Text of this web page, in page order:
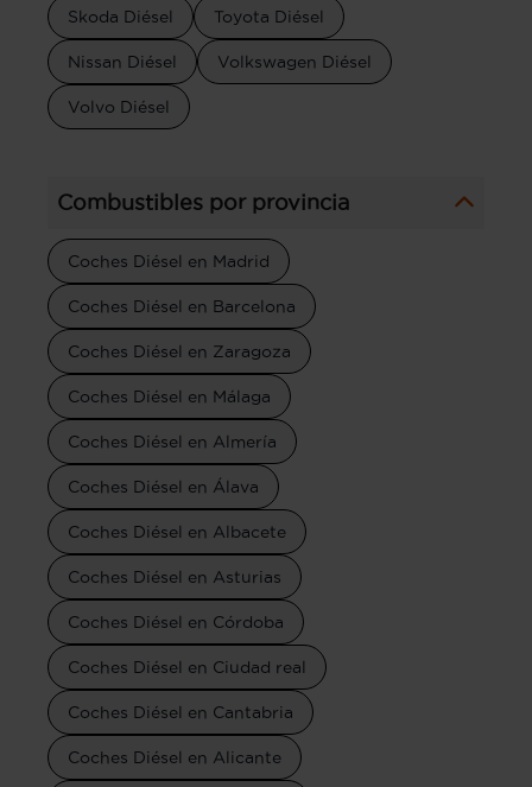
Skoda Diésel Toyota Diésel
Nissan Diésel Volkswagen Diésel
Volvo Diésel
Combustibles por provincia
Coches Diésel en Madrid
Coches Diésel en Barcelona
Coches Diésel en Zaragoza
Coches Diésel en Málaga
Coches Diésel en Almería
Coches Diésel en Álava
Coches Diésel en Albacete
Coches Diésel en Asturias
Coches Diésel en Córdoba
Coches Diésel en Ciudad real
Coches Diésel en Cantabria
Coches Diésel en Alicante